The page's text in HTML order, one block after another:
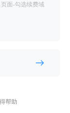
面-勾选续费域
帮助